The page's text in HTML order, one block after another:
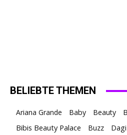
BELIEBTE THEMEN
Ariana Grande Baby Beauty
Bibis Beauty Palace Buzz